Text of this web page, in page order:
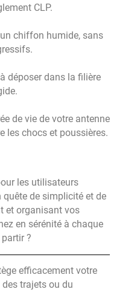
CLP.
chiffon humide, sans
déposer dans la filière
de vie de votre antenne
les chocs et poussières.
les utilisateurs
quête de simplicité et de
et organisant vos
en sérénité à chaque
?
efficacement votre
des trajets ou du